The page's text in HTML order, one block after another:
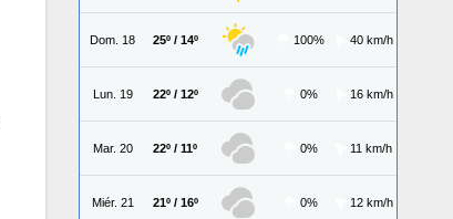
Dom. 18 25º / 14º 100% 40 km/h
Lun. 19 22º / 12º 0% 16 km/h
Mar. 20 22º / 11º 0% 11 km/h
Miér. 21 21º / 16º 0% 12 km/h